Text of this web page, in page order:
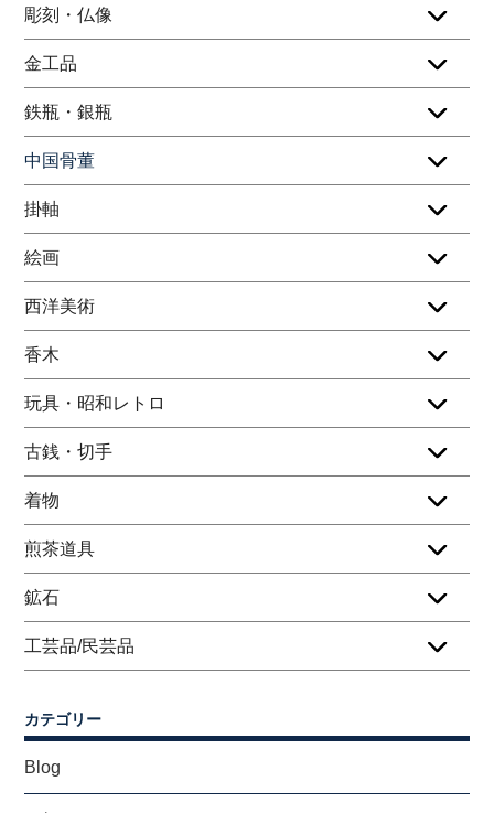
彫刻・仏像
金工品
鉄瓶・銀瓶
中国骨董
掛軸
絵画
西洋美術
香木
玩具・昭和レトロ
古銭・切手
着物
煎茶道具
鉱石
工芸品/民芸品
カテゴリー
Blog